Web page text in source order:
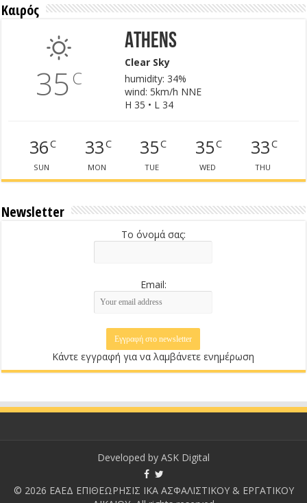
Καιρός
35C
Athens
Clear Sky
humidity: 34%
wind: 5km/h NNE
H 35 • L 34
36C
SUN
33C
MON
35C
TUE
35C
WED
33C
THU
Newsletter
Το όνομά σας:
Email:
Κάντε εγγραφή για να λαμβάνετε ενημέρωση
Developed by ASK Digital
© 2026 ΕΑΕΔ ΕΠΙΘΕΩΡΗΣΙΣ ΙΚΑ ΑΣΦΑΛΙΣΤΙΚΟΥ & ΕΡΓΑΤΙΚΟΥ